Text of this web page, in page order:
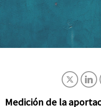
Medición de la